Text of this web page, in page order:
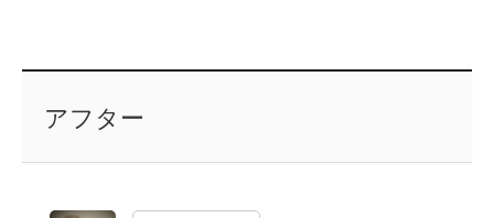
アフター